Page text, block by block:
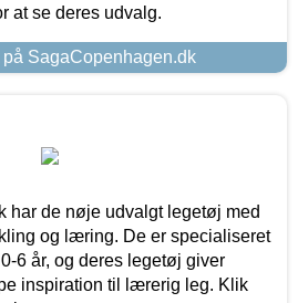
at se deres udvalg.
SagaCopenhagen.dk
har de nøje udvalgt legetøj med
og læring. De er specialiseret
6 år, og deres legetøj giver
inspiration til lærerig leg. Klik